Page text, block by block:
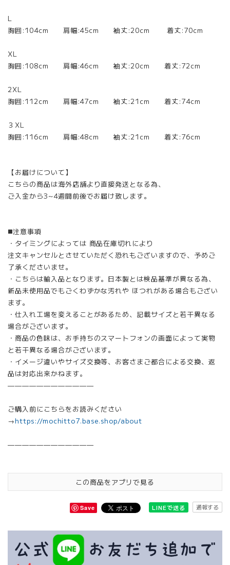
L
胸囲:104cm 肩幅:45cm 袖丈:20cm 着丈:70cm
XL
胸囲:108cm 肩幅:46cm 袖丈:20cm 着丈:72cm
2XL
胸囲:112cm 肩幅:47cm 袖丈:21cm 着丈:74cm
３XL
胸囲:116cm 肩幅:48cm 袖丈:21cm 着丈:76cm
【お届けについて】
こちらの商品は海外店舗より直接発送となる為、
ご入金から3~4週間前後でお届け致します。
◼️注意事項
・タイミングによっては 商品在庫切れにより
注文キャンセルとさせていただく恐れもございますので、予めご
了承くださいませ。
・こちらは輸入品となります。日本製とは検品基準が異なる為、
新品未使用品でもごくわずかな汚れや ほつれがある場合もござい
ます。
・仕入れ工場を変えることがあるため、記載サイズと若干異なる
場合がございます。
・商品の色味は、お手持ちのスマートフォンの画面によって実物
と若干異なる場合がございます。
・イメージ違いやサイズ交換等、お客さまご都合による交換、返
品は対応出来かねます。
————————————
ご購入前にこちらをお読みください
→https://mochitto7.base.shop/about
————————————
この商品をアプリで見る
Save LINEで送る 通報する